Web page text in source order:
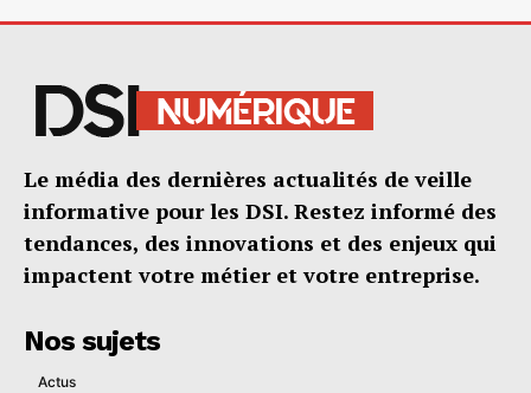
Le média des dernières actualités de veille
informative pour les DSI. Restez informé des
tendances, des innovations et des enjeux qui
impactent votre métier et votre entreprise.
Nos sujets
Actus